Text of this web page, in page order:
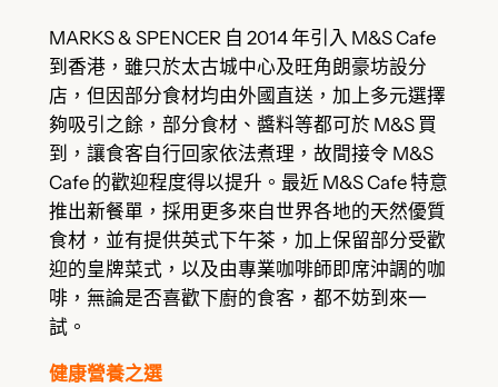
MARKS & SPENCER 自 2014 年引入 M&S Cafe
到香港，雖只於太古城中心及旺角朗豪坊設分
店，但因部分食材均由外國直送，加上多元選擇
夠吸引之餘，部分食材、醬料等都可於 M&S 買
到，讓食客自行回家依法煮理，故間接令 M&S
Cafe 的歡迎程度得以提升。最近 M&S Cafe 特意
推出新餐單，採用更多來自世界各地的天然優質
食材，並有提供英式下午茶，加上保留部分受歡
迎的皇牌菜式，以及由專業咖啡師即席沖調的咖
啡，無論是否喜歡下廚的食客，都不妨到來一
試。
健康營養之選